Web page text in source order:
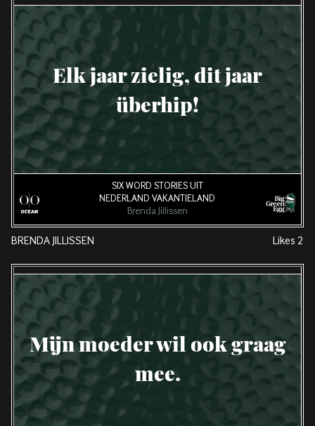
Elk jaar zielig, dit jaar
überhip!
SIX WORD STORIES UIT
NEDERLAND VAKANTIELAND
Brenda Jillissen
BRENDA JILLISSEN Likes 2
Mijn moeder wil ook graag
mee.